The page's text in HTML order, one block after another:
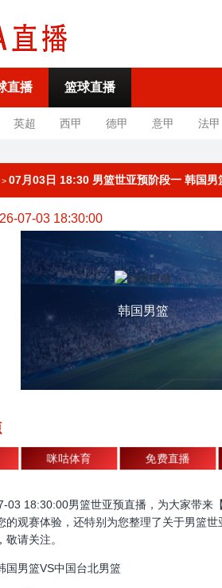
直播 篮球直播
英超 西甲 德甲 意甲 法甲
> 07月03日 18:30 男篮世亚预阶段一 韩国
07-03 18:30:00
韩国男篮
咪咕体育 免费直播
03 18:30:00男篮世亚预直播，为大家带来
的观赛体验，还特别为您整理了关于男篮
请关注。
国男篮VS中国台北男篮